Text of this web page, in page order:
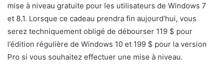
mise à niveau gratuite pour les utilisateurs de Windows 7
et 8.1. Lorsque ce cadeau prendra fin aujourd’hui, vous
serez techniquement obligé de débourser 119 $ pour
l’édition régulière de Windows 10 et 199 $ pour la version
Pro si vous souhaitez effectuer une mise à niveau.